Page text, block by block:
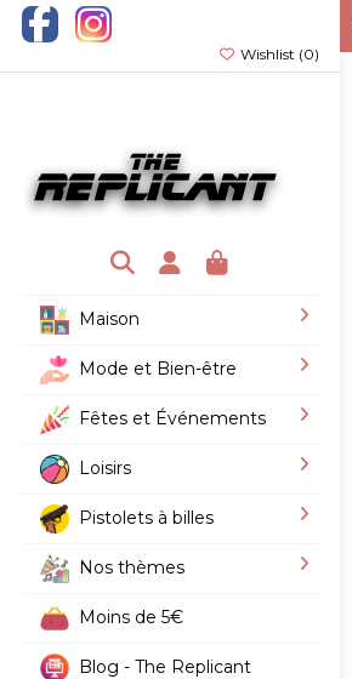
Wishlist (0)
Maison
Mode et Bien-être
Fêtes et Événements
Loisirs
Pistolets à billes
Nos thèmes
Moins de 5€
Blog - The Replicant